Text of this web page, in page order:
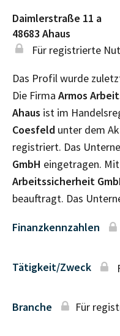
Daimlerstraße 11 a
48683 Ahaus
Für registrierte
Das Profil wurde
Die Firma Armos
Ahaus ist im
Coesfeld unter dem
registriert. Das
GmbH eingetragen.
Arbeitssicherheit
beauftragt. Das
Finanzkennzahlen
Tätigkeit/Zweck
Branche Für